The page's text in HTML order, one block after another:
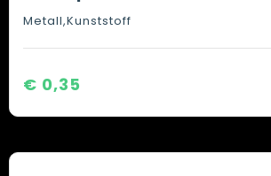
Metall,Kunststoff
€ 0,35